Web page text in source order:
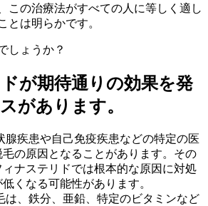
この治療法がすべての人に等しく適し
とは明らかです。
しょうか？
が期待通りの効果を発
があります。
腺疾患や自己免疫疾患などの特定の医
の原因となることがあります。その
ィナステリドでは根本的な原因に対処
くなる可能性があります。
は、鉄分、亜鉛、特定のビタミンなど